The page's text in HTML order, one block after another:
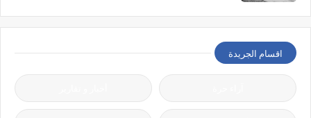
اقسام الجريدة